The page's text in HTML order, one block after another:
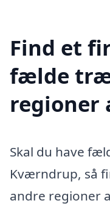
Find et
fælde
regioner
Skal du have
Kværndrup, så
andre regioner